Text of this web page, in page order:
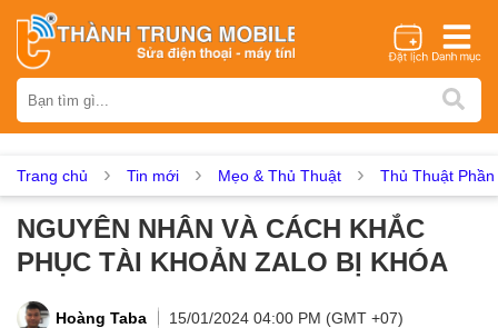
iPhone Samsung Oppo Xiaomi Realme Vivo
Asus Sony Vertu LG Tecno
Dịch vụ sửa chữa
Thay loa Thay kính lưng Thay vỏ Thay chân sạc
Trang chủ Tin mới Mẹo & Thủ Thuật Thủ Thuật
NGUYÊN NHÂN VÀ CÁCH KHẮC
PHỤC TÀI KHOẢN ZALO BỊ KHÓA
Hoàng Taba 15/01/2024 04:00 PM (GMT +07)